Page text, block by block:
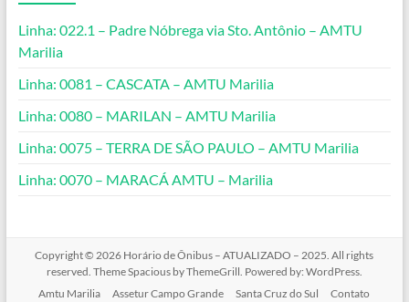
Linha: 022.1 – Padre Nóbrega via Sto. Antônio – AMTU
Marilia
Linha: 0081 – CASCATA – AMTU Marilia
Linha: 0080 – MARILAN – AMTU Marilia
Linha: 0075 – TERRA DE SÃO PAULO – AMTU Marilia
Linha: 0070 – MARACÁ AMTU – Marilia
Copyright © 2026 Horário de Ônibus – ATUALIZADO – 2025. All rights
reserved. ThemeSpaciousby ThemeGrill. Powered by: WordPress.
Amtu Marilia
Assetur Campo Grande Santa Cruz do Sul Contato